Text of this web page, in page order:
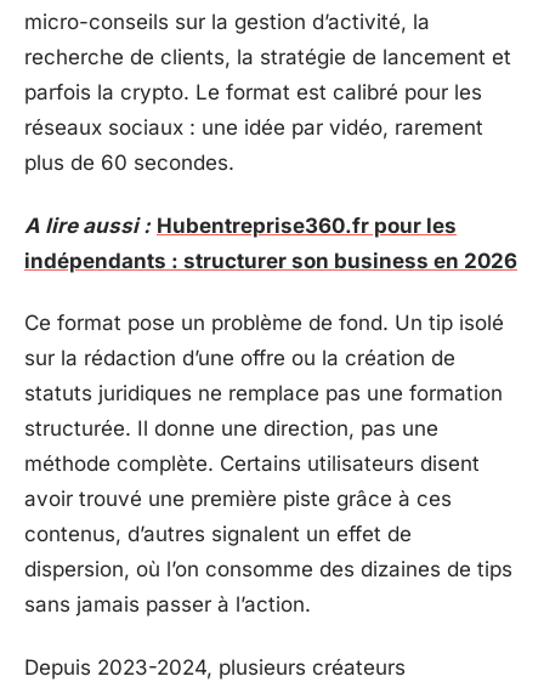
micro-conseils sur la gestion d’activité, la
recherche de clients, la stratégie de lancement et
parfois la crypto. Le format est calibré pour les
réseaux sociaux : une idée par vidéo, rarement
plus de 60 secondes.
A lire aussi : Hubentreprise360.fr pour les
indépendants : structurer son business en 2026
Ce format pose un problème de fond. Un tip isolé
sur la rédaction d’une offre ou la création de
statuts juridiques ne remplace pas une formation
structurée. Il donne une direction, pas une
méthode complète. Certains utilisateurs disent
avoir trouvé une première piste grâce à ces
contenus, d’autres signalent un effet de
dispersion, où l’on consomme des dizaines de tips
sans jamais passer à l’action.
Depuis 2023-2024, plusieurs créateurs